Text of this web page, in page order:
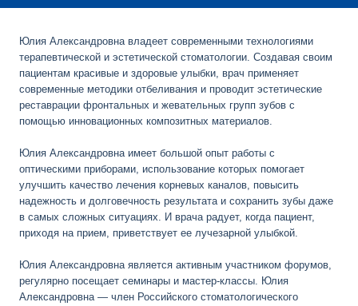
Юлия Александровна владеет современными технологиями
терапевтической и эстетической стоматологии. Создавая своим
пациентам красивые и здоровые улыбки, врач применяет
современные методики отбеливания и проводит эстетические
реставрации фронтальных и жевательных групп зубов с
помощью инновационных композитных материалов.
Юлия Александровна имеет большой опыт работы с
оптическими приборами, использование которых помогает
улучшить качество лечения корневых каналов, повысить
надежность и долговечность результата и сохранить зубы даже
в самых сложных ситуациях. И врача радует, когда пациент,
приходя на прием, приветствует ее лучезарной улыбкой.
Юлия Александровна является активным участником форумов,
регулярно посещает семинары и мастер-классы. Юлия
Александровна — член Российского стоматологического